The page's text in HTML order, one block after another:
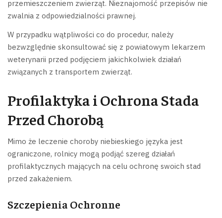
przemieszczeniem zwierząt. Nieznajomość przepisów nie
zwalnia z odpowiedzialności prawnej.
W przypadku wątpliwości co do procedur, należy
bezwzględnie skonsultować się z powiatowym lekarzem
weterynarii przed podjęciem jakichkolwiek działań
związanych z transportem zwierząt.
Profilaktyka i Ochrona Stada
Przed Chorobą
Mimo że leczenie choroby niebieskiego języka jest
ograniczone, rolnicy mogą podjąć szereg działań
profilaktycznych mających na celu ochronę swoich stad
przed zakażeniem.
Szczepienia Ochronne